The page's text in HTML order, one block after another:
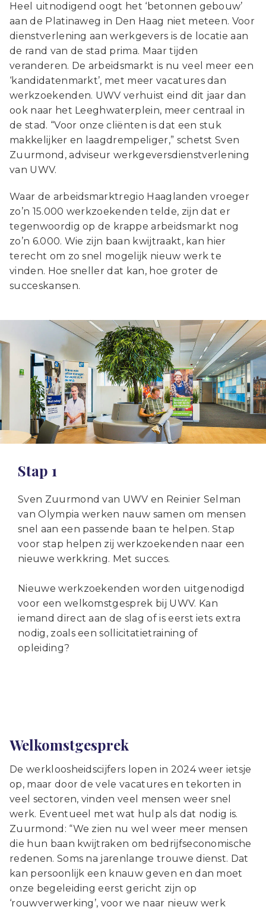
Heel uitnodigend oogt het ‘betonnen gebouw’
aan de Platinaweg in Den Haag niet meteen. Voor
dienstverlening aan werkgevers is de locatie aan
de rand van de stad prima. Maar tijden
veranderen. De arbeidsmarkt is nu veel meer een
‘kandidatenmarkt’, met meer vacatures dan
werkzoekenden. UWV verhuist eind dit jaar dan
ook naar het Leeghwaterplein, meer centraal in
de stad. “Voor onze cliënten is dat een stuk
makkelijker en laagdrempeliger,” schetst Sven
Zuurmond, adviseur werkgeversdienstverlening
van UWV.
Waar de arbeidsmarktregio Haaglanden vroeger
zo’n 15.000 werkzoekenden telde, zijn dat er
tegenwoordig op de krappe arbeidsmarkt nog
zo’n 6.000. Wie zijn baan kwijtraakt, kan hier
terecht om zo snel mogelijk nieuw werk te
vinden. Hoe sneller dat kan, hoe groter de
succeskansen.
Stap 1
Sven Zuurmond van UWV en Reinier Selman
van Olympia werken nauw samen om mensen
snel aan een passende baan te helpen. Stap
voor stap helpen zij werkzoekenden naar een
nieuwe werkkring. Met succes.
Nieuwe werkzoekenden worden uitgenodigd
voor een welkomstgesprek bij UWV. Kan
iemand direct aan de slag of is eerst iets extra
nodig, zoals een sollicitatietraining of
opleiding?
Welkomstgesprek
De werkloosheidscijfers lopen in 2024 weer ietsje
op, maar door de vele vacatures en tekorten in
veel sectoren, vinden veel mensen weer snel
werk. Eventueel met wat hulp als dat nodig is.
Zuurmond: “We zien nu wel weer meer mensen
die hun baan kwijtraken om bedrijfseconomische
redenen. Soms na jarenlange trouwe dienst. Dat
kan persoonlijk een knauw geven en dan moet
onze begeleiding eerst gericht zijn op
‘rouwverwerking’, voor we naar nieuw werk